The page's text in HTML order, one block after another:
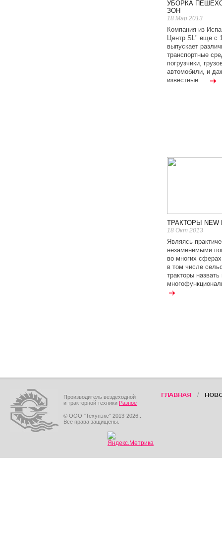
УБОРКА
ЗОН
18 Мар 2013
Компания из
Центр SL" еще с
выпускает
транспортные
погрузчики,
автомобили, и
известные ...
ТРАКТОРЫ NEW
18 Окт 2013
Являясь
незаменимыми
во многих
в том числе
тракторы
Производитель вездеходной
и тракторной техники Разное
© ООО "Техунэкс" 2013-2026..
Все права защищены.
ГЛАВНАЯ /